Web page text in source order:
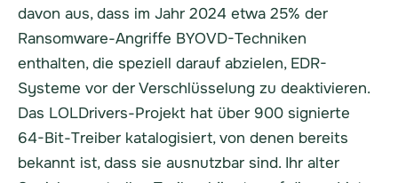
davon aus, dass im Jahr 2024 etwa 25% der
Ransomware-Angriffe BYOVD-Techniken
enthalten, die speziell darauf abzielen, EDR-
Systeme vor der Verschlüsselung zu deaktivieren.
Das LOLDrivers-Projekt hat über 900 signierte
64-Bit-Treiber katalogisiert, von denen bereits
bekannt ist, dass sie ausnutzbar sind. Ihr alter